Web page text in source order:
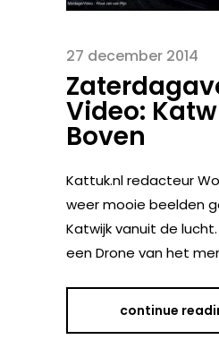
27 december 2014
Video:
Boven
Kattuk.nl redacteur
weer mooie beelden
Katwijk vanuit de
een Drone van het
continue